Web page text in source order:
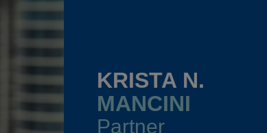
KRISTA N.
MANCINI
Partner